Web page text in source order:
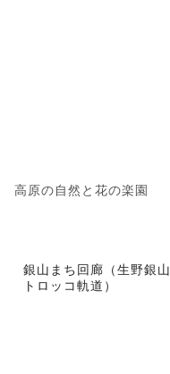
高原の自然と花の楽園
銀山まち回廊（生野銀山
トロッコ軌道）